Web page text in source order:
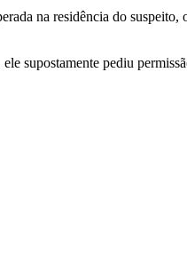
na residência do
supostamente pediu